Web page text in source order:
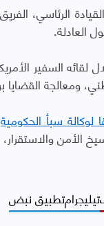
الرئاسي،
العادلة.
لقائه السفير
ومعالجة القضايا
لوكالة سبأ الحكومية
الأمن
تيليجرامتطبيق نبض